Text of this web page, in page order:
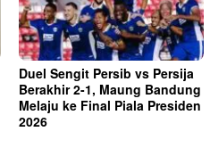
Duel Sengit Persib vs Persija
Berakhir 2-1, Maung Bandung
Melaju ke Final Piala Presiden
2026